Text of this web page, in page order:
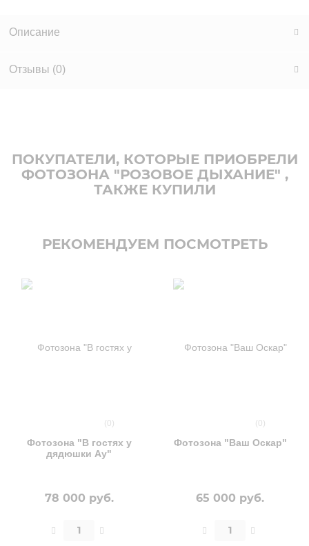
Описание
Отзывы (0)
ПОКУПАТЕЛИ, КОТОРЫЕ ПРИОБРЕЛИ
ФОТОЗОНА "РОЗОВОЕ ДЫХАНИЕ" ,
ТАКЖЕ КУПИЛИ
РЕКОМЕНДУЕМ ПОСМОТРЕТЬ
(0)
Фотозона "В гостях у
дядюшки Ау"
78 000 руб.
(0)
Фотозона "Ваш Оскар"
65 000 руб.